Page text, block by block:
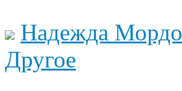
Надежда
Другое